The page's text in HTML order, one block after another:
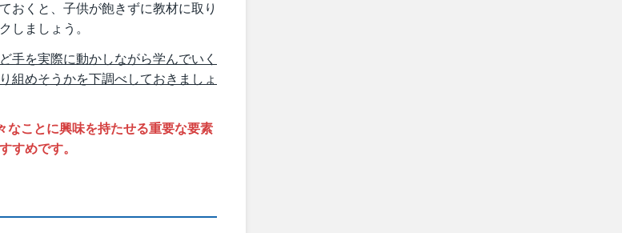
おくと、子供が飽きずに教材に取り
しましょう。
手を実際に動かしながら学んでいく
組めそうかを下調べしておきましょ
ことに興味を持たせる重要な要素
すめです。